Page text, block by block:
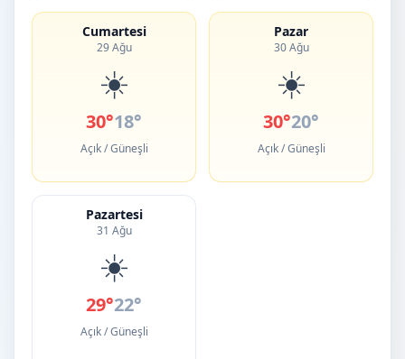
Cumartesi
29 Ağu
☀️
30°18°
Açık / Güneşli
Pazar
30 Ağu
☀️
30°20°
Açık / Güneşli
Pazartesi
31 Ağu
☀️
29°22°
Açık / Güneşli